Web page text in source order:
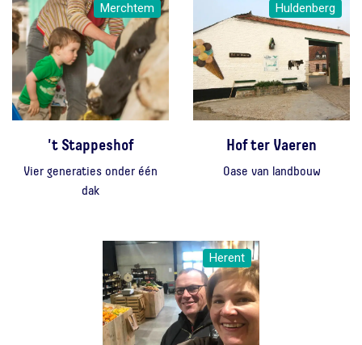
Merchtem
't Stappeshof
Vier generaties onder één
dak
Huldenberg
Hof ter Vaeren
Oase van landbouw
Herent